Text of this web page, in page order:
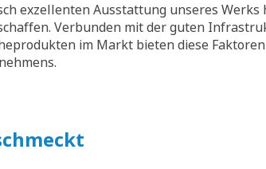
exzellenten Ausstattung unseres Werks
Verbunden mit der guten
im Markt bieten diese